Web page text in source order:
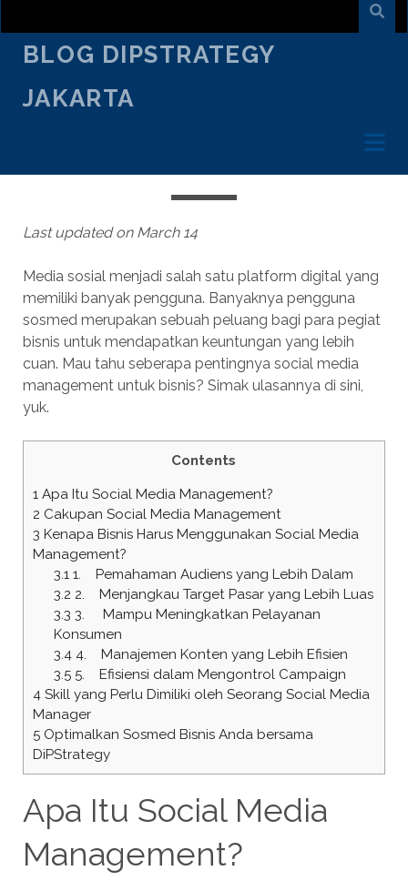
BLOG DIPSTRATEGY
JAKARTA
Last updated on March 14
Media sosial menjadi salah satu platform digital yang
memiliki banyak pengguna. Banyaknya pengguna
sosmed merupakan sebuah peluang bagi para pegiat
bisnis untuk mendapatkan keuntungan yang lebih
cuan. Mau tahu seberapa pentingnya social media
management untuk bisnis? Simak ulasannya di sini,
yuk.
Contents
1Apa Itu Social Media Management?
2 Cakupan Social Media Management
3 Kenapa Bisnis Harus Menggunakan Social Media
Management?
3.11. Pemahaman Audiens yang Lebih Dalam
3.2 2. Menjangkau Target Pasar yang Lebih Luas
3.3 3. Mampu Meningkatkan Pelayanan
Konsumen
3.44. Manajemen Konten yang Lebih Efisien
3.55. Efisiensi dalam Mengontrol Campaign
4Skill yang Perlu Dimiliki oleh Seorang Social Media
Manager
5Optimalkan Sosmed Bisnis Anda bersama
DiPStrategy
Apa Itu Social Media
Management?